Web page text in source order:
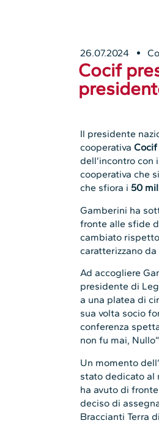
26.07.2024
Cocif
Il presidente
cooperativa
dell’incontro con
cooperativa che
che sfiora i 50
Gamberini ha
fronte alle sfide
cambiato
caratterizzano
Ad accogliere
presidente di
a una platea di
sua volta socio
conferenza
non fu mai,
Un momento
stato dedicato al
ha avuto di
deciso di
Braccianti Terra